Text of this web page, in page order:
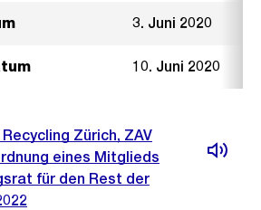
3. Juni 2020
10. Juni 2020
Zürich, ZAV
eines Mitglieds
für den Rest der